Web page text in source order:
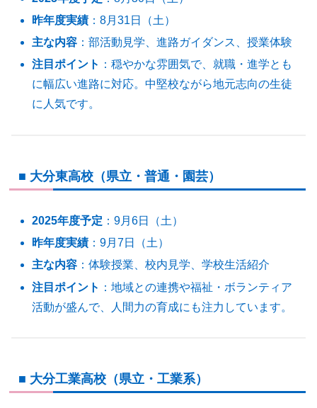
昨年度実績 ：8月31日（土）
主な内容 ：部活動見学、進路ガイダンス、授業体験
注目ポイント ：穏やかな雰囲気で、就職・進学とも
に幅広い進路に対応。中堅校ながら地元志向の生徒
に人気です。
■ 大分東高校（県立・普通・園芸）
2025年度予定 ：9月6日（土）
昨年度実績 ：9月7日（土）
主な内容 ：体験授業、校内見学、学校生活紹介
注目ポイント ：地域との連携や福祉・ボランティア
活動が盛んで、人間力の育成にも注力しています。
■ 大分工業高校（県立・工業系）